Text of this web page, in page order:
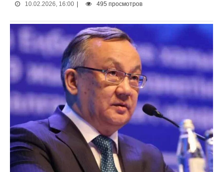
10.02.2026, 16:00 495 просмотров